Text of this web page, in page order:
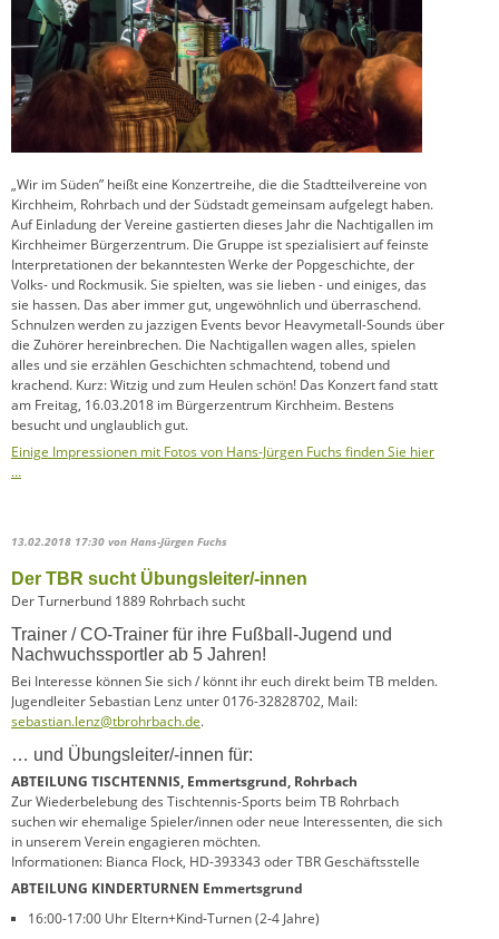
„Wir im Süden” heißt eine Konzertreihe, die die Stadtteilvereine von
Kirchheim, Rohrbach und der Südstadt gemeinsam aufgelegt haben.
Auf Einladung der Vereine gastierten dieses Jahr die Nachtigallen im
Kirchheimer Bürgerzentrum. Die Gruppe ist spezialisiert auf feinste
Interpretationen der bekanntesten Werke der Popgeschichte, der
Volks- und Rockmusik. Sie spielten, was sie lieben - und einiges, das
sie hassen. Das aber immer gut, ungewöhnlich und überraschend.
Schnulzen werden zu jazzigen Events bevor Heavymetall-Sounds über
die Zuhörer hereinbrechen. Die Nachtigallen wagen alles, spielen
alles und sie erzählen Geschichten schmachtend, tobend und
krachend. Kurz: Witzig und zum Heulen schön! Das Konzert fand statt
am Freitag, 16.03.2018 im Bürgerzentrum Kirchheim. Bestens
besucht und unglaublich gut.
Einige Impressionen mit Fotos von Hans-Jürgen Fuchs finden Sie hier
…
13.02.2018 17:30 von Hans-Jürgen Fuchs
Der TBR sucht Übungsleiter/-innen
Der Turnerbund 1889 Rohrbach sucht
Trainer / CO-Trainer für ihre Fußball-Jugend und
Nachwuchssportler ab 5 Jahren!
Bei Interesse können Sie sich / könnt ihr euch direkt beim TB melden.
Jugendleiter Sebastian Lenz unter 0176-32828702, Mail:
sebastian.lenz@tbrohrbach.de.
… und Übungsleiter/-innen für:
ABTEILUNG TISCHTENNIS, Emmertsgrund, Rohrbach
Zur Wiederbelebung des Tischtennis-Sports beim TB Rohrbach
suchen wir ehemalige Spieler/innen oder neue Interessenten, die sich
in unserem Verein engagieren möchten.
Informationen: Bianca Flock, HD-393343 oder TBR Geschäftsstelle
ABTEILUNG KINDERTURNEN Emmertsgrund
16:00-17:00 Uhr Eltern+Kind-Turnen (2-4 Jahre)